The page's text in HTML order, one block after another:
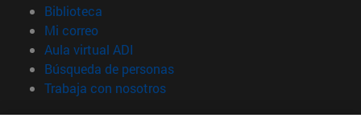
Biblioteca
Mi correo(abre en nueva ventana)
Aula virtual ADI
Búsqueda de personas(abre en nueva ventana)
Trabaja con nosotros(abre en nueva ventana)
Información